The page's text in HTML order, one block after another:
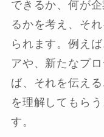
できるか、何が
るかを考え、そ
られます。例え
アや、新たなプ
ば、それを伝え
を理解してもら
す。